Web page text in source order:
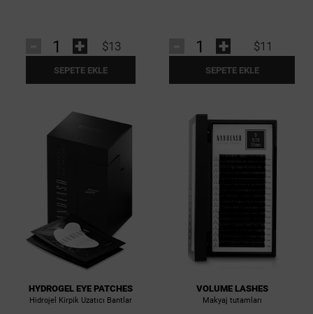
$13
+
SEPETE EKLE
$11
+
SEPETE EKLE
HYDROGEL EYE PATCHES
Hidrojel Kirpik Uzatıcı Bantlar
VOLUME LASHES
Makyaj tutamları